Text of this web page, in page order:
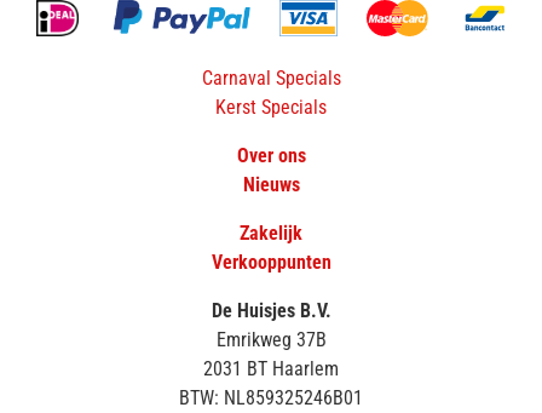
Carnaval Specials
Kerst Specials
Over ons
Nieuws
Zakelijk
Verkooppunten
De Huisjes B.V.
Emrikweg 37B
2031 BT Haarlem
BTW: NL859325246B01